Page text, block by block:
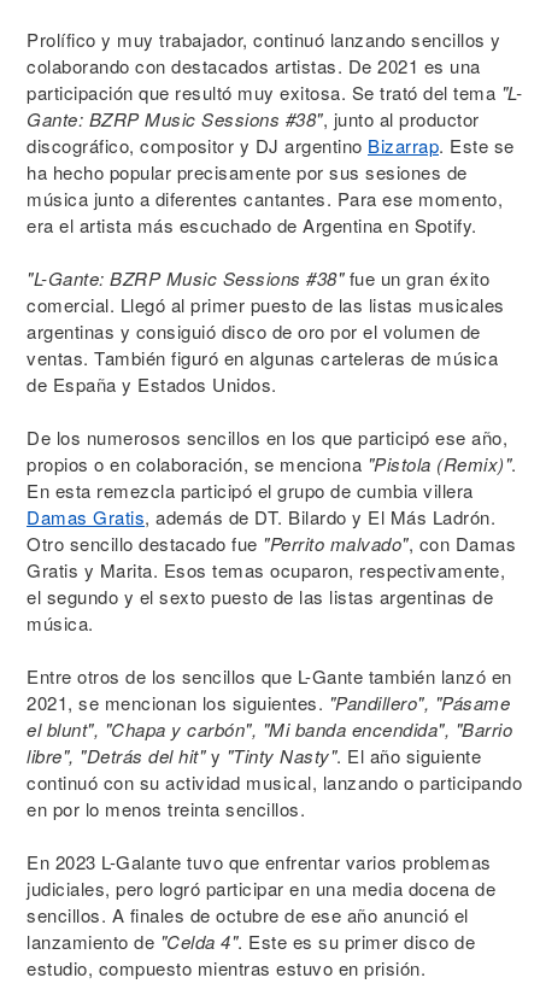
Prolífico y muy trabajador, continuó lanzando sencillos y
colaborando con destacados artistas. De 2021 es una
participación que resultó muy exitosa. Se trató del tema "L-
Gante: BZRP Music Sessions #38", junto al productor
discográfico, compositor y DJ argentino Bizarrap. Este se
ha hecho popular precisamente por sus sesiones de
música junto a diferentes cantantes. Para ese momento,
era el artista más escuchado de Argentina en Spotify.
"L-Gante: BZRP Music Sessions #38"fue un gran éxito
comercial. Llegó al primer puesto de las listas musicales
argentinas y consiguió disco de oro por el volumen de
ventas. También figuró en algunas carteleras de música
de España y Estados Unidos.
De los numerosos sencillos en los que participó ese año,
propios o en colaboración, se menciona "Pistola (Remix)".
En esta remezcla participó el grupo de cumbia villera
Damas Gratis, además de DT. Bilardo y El Más Ladrón.
Otro sencillo destacado fue "Perrito malvado", con Damas
Gratis y Marita. Esos temas ocuparon, respectivamente,
el segundo y el sexto puesto de las listas argentinas de
música.
Entre otros de los sencillos que L-Gante también lanzó en
2021, se mencionan los siguientes. "Pandillero", "Pásame
el blunt", "Chapa y carbón", "Mi banda encendida", "Barrio
libre", "Detrás del hit"y "Tinty Nasty". El año siguiente
continuó con su actividad musical, lanzando o participando
en por lo menos treinta sencillos.
En 2023 L-Galante tuvo que enfrentar varios problemas
judiciales, pero logró participar en una media docena de
sencillos. A finales de octubre de ese año anunció el
lanzamiento de "Celda 4". Este es su primer disco de
estudio, compuesto mientras estuvo en prisión.